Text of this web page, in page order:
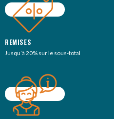
REMISES
Jusqu’à 20% sur le sous-total